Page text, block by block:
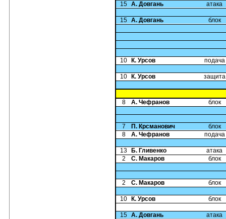
15 А. Довгань атака
15 А. Довгань блок
10 К. Урсов подача
10 К. Урсов защита
8 А. Чефранов блок
7 П. Крсманович
блок
8
А. Чефранов подача
13 Б. Гливенко
атака
2
С. Макаров блок
2 С. Макаров блок
10 К. Урсов блок
15 А. Довгань
атака